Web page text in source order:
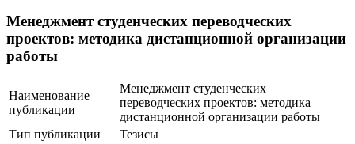
Менеджмент студенческих переводческих
проектов: методика дистанционной организации
работы
Наименование
публикации
Менеджмент студенческих
переводческих проектов: методика
дистанционной организации работы
Тип публикации
Тезисы